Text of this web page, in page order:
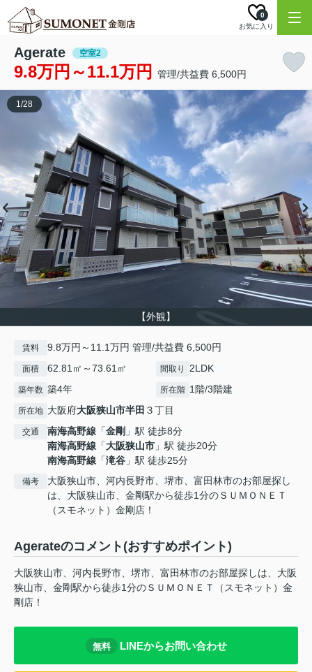
お気に入り
0
Agerate 空室2
9.8万円～11.1万円 管理/共益費 6,500円
【外観】
1/28
賃料 9.8万円～11.1万円 管理/共益費 6,500円
面積 62.81㎡～73.61㎡ 間取り 2LDK
築年数 築4年 所在階 1階/3階建
所在地 大阪府大阪狭山市半田 ３丁目
交通 南海高野線 「金剛 」駅 徒歩8分
南海高野線 「大阪狭山市 」駅 徒歩20分
南海高野線 「滝谷 」駅 徒歩25分
備考
大阪狭山市、河内長野市、堺市、富田林市のお部屋探し
は、大阪狭山市、金剛駅から徒歩1分のＳＵＭＯＮＥＴ
（スモネット）金剛店！
Agerateのコメント(おすすめポイント)
大阪狭山市、河内長野市、堺市、富田林市のお部屋探しは、大阪
狭山市、金剛駅から徒歩1分のＳＵＭＯＮＥＴ（スモネット）金
剛店！
無料 LINEからお問い合わせ